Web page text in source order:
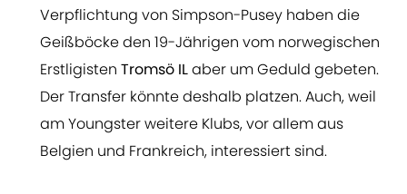
Verpflichtung von Simpson-Pusey haben die
Geißböcke den 19-Jährigen vom norwegischen
Erstligisten Tromsö ILaber um Geduld gebeten.
Der Transfer könnte deshalb platzen. Auch, weil
am Youngster weitere Klubs, vor allem aus
Belgien und Frankreich, interessiert sind.